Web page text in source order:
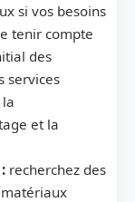
si vos besoins
tenir compte
des
services
et la
recherchez des